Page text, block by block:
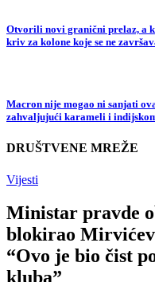
Otvorili novi granični prelaz, a
kriv za kolone koje se ne
Macron nije mogao ni sanjati
zahvaljujući karameli i
DRUŠTVENE MREŽE
Vijesti
Ministar pravde
blokirao
“Ovo je bio čist
kluba”